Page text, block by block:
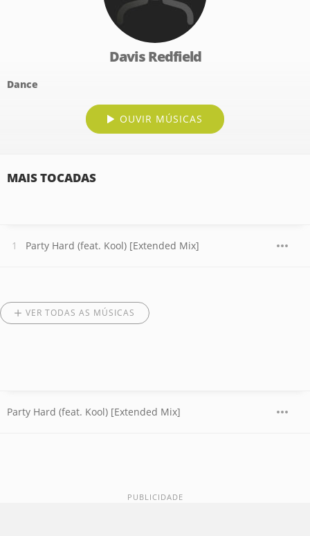
Davis Redfield
Dance
OUVIR MÚSICAS
MAIS TOCADAS
Party Hard (feat. Kool) [Extended Mix]
VER TODAS AS MÚSICAS
Party Hard (feat. Kool) [Extended Mix]